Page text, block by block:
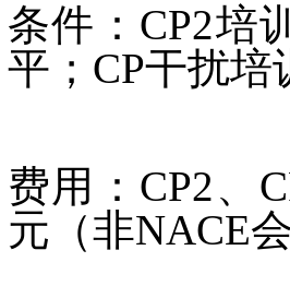
条件：CP2培
平；CP干扰培
费用：CP2、
元（非NACE